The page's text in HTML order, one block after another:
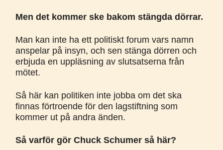
Men det kommer ske bakom stängda dörrar.
Man kan inte ha ett politiskt forum vars namn
anspelar på insyn, och sen stänga dörren och
erbjuda en uppläsning av slutsatserna från
mötet.
Så här kan politiken inte jobba om det ska
finnas förtroende för den lagstiftning som
kommer ut på andra änden.
Så varför gör Chuck Schumer så här?